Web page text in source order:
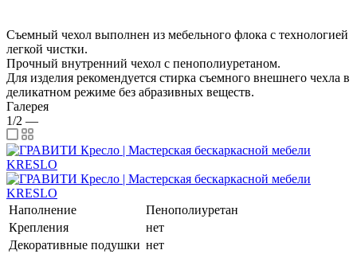
Съемный чехол выполнен из мебельного флока с технологией
легкой чистки.
Прочный внутренний чехол с пенополиуретаном.
Для изделия рекомендуется стирка съемного внешнего чехла в
деликатном режиме без абразивных веществ.
Галерея
1/2 —
Наполнение
Пенополиуретан
Крепления
нет
Декоративные подушки нет